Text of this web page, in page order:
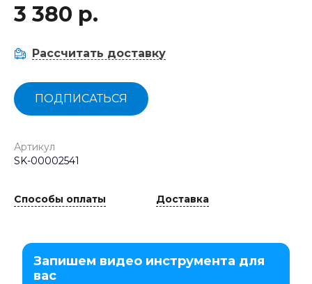
3 380 р.
Рассчитать доставку
ПОДПИСАТЬСЯ
Артикул
SK-00002541
Способы оплаты Доставка
Запишем видео инструмента для
вас